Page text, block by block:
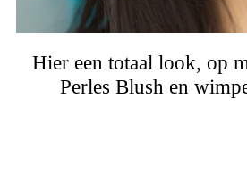
Hier een totaal look, op
Perles Blush en